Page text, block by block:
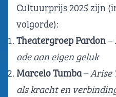
Cultuurprijs 2025 zijn
volgorde):
Theatergroep Pardon–
ode aan eigen geluk
Marcelo Tumba–Arise
als kracht en